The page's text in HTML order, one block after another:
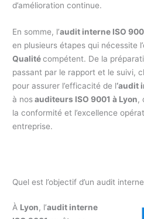
d’amélioration continue.
En somme, l’audit interne ISO
en plusieurs étapes qui nécessite
Qualitécompétent. De la
passant par le rapport et le suivi,
pour assurer l’efficacité de l‘audit
à nosauditeurs ISO 9001 à Lyon,
la conformité et l’excellence
entreprise.
Quel est l’objectif d’un audit
À Lyon, l’audit interne